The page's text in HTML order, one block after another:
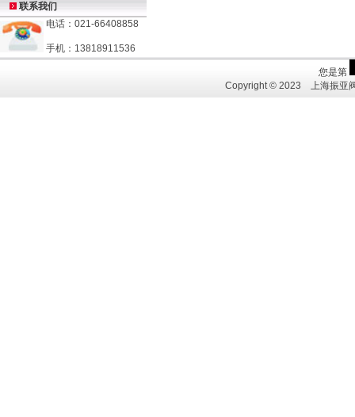
联系我们
电话：021-66408858
手机：13818911536
Copyright © 2023 上海振亚